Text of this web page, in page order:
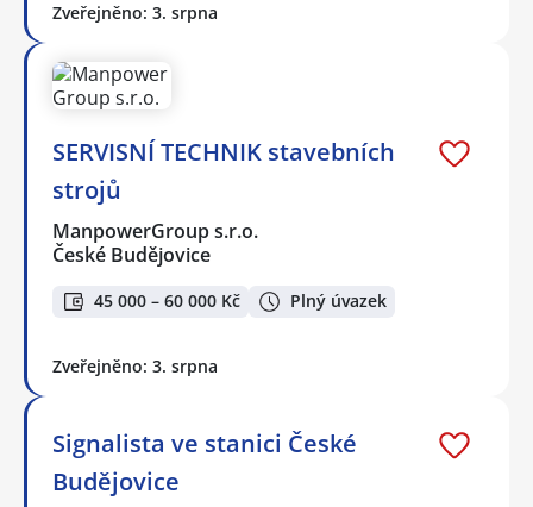
Zveřejněno: 3. srpna
SERVISNÍ TECHNIK stavebních
strojů
ManpowerGroup s.r.o.
České Budějovice
45 000 – 60 000 Kč Plný úvazek
Zveřejněno: 3. srpna
Signalista ve stanici České
Budějovice